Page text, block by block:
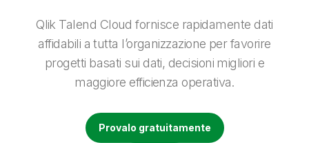
Documentazione di prodotto
Sedi nel mondo
Talend
Qlik Talend Cloud fornisce rapidamente dati
affidabili a tutta l’organizzazione per favorire
progetti basati sui dati, decisioni migliori e
maggiore efficienza operativa.
Provalo gratuitamente